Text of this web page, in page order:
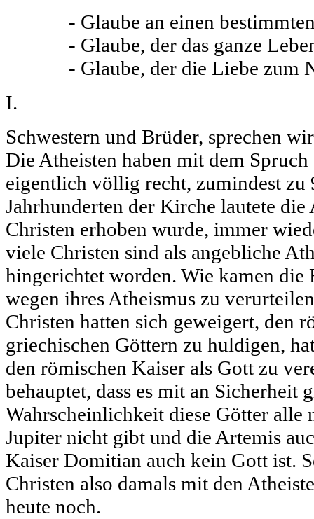
- Glaube an einen
- Glaube, der das ganze
- Glaube, der die Liebe zum
I.
Schwestern und Brüder, sprechen
Die Atheisten haben mit dem
eigentlich völlig recht, zumindest zu
Jahrhunderten der Kirche lautete
Christen erhoben wurde, immer
viele Christen sind als angebliche
hingerichtet worden. Wie kamen die
wegen ihres Atheismus zu
Christen hatten sich geweigert, den
griechischen Göttern zu huldigen,
den römischen Kaiser als Gott zu
behauptet, dass es mit an Sicherheit
Wahrscheinlichkeit diese Götter alle
Jupiter nicht gibt und die Artemis
Kaiser Domitian auch kein Gott ist.
Christen also damals mit den
heute noch.